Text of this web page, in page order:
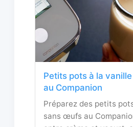
Petits pots à la
au Companion
Préparez des petits
sans œufs au